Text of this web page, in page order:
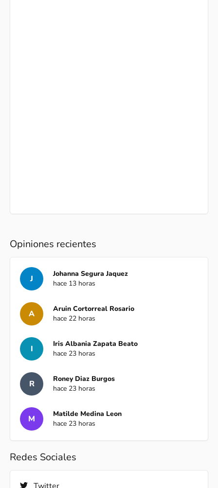
Opiniones recientes
J
Johanna Segura Jaquez
hace 13 horas
A
Aruin Cortorreal Rosario
hace 22 horas
I
Iris Albania Zapata Beato
hace 23 horas
R
Roney Diaz Burgos
hace 23 horas
M
Matilde Medina Leon
hace 23 horas
Redes Sociales